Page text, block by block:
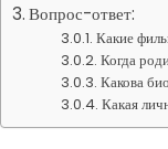
Вопрос-ответ:
Какие
Когда
Какова
Какая